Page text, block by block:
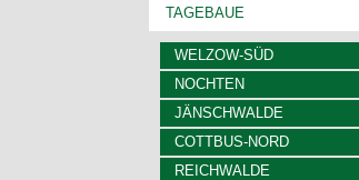
TAGEBAUE
WELZOW-SÜD
NOCHTEN
JÄNSCHWALDE
COTTBUS-NORD
REICHWALDE